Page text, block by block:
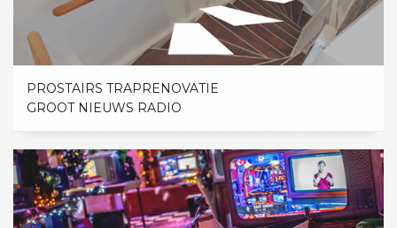
PROSTAIRS TRAPRENOVATIE
GROOT NIEUWS RADIO